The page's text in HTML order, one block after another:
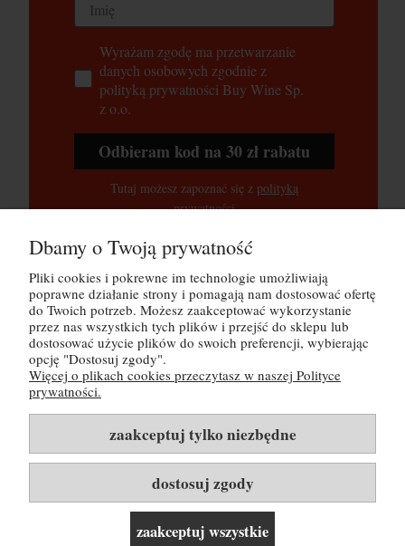
Wyrażam zgodę ma przetwarzanie
danych osobowych zgodnie z
polityką prywatności Buy Wine Sp.
z o.o.
Odbieram kod na 30 zł rabatu
Tutaj możesz zapoznać się z polityką
prywatności
POMOC
MOJE KONTO
PŁATNOŚCI I DOSTAWA
O NAS
Rozwiń listę kategorii i linków ▼
Dbamy o Twoją prywatność
Pliki cookies i pokrewne im technologie umożliwiają
poprawne działanie strony i pomagają nam dostosować ofertę
do Twoich potrzeb. Możesz zaakceptować wykorzystanie
przez nas wszystkich tych plików i przejść do sklepu lub
dostosować użycie plików do swoich preferencji, wybierając
opcję "Dostosuj zgody".
Więcej o plikach cookies przeczytasz w naszej Polityce
prywatności.
zaakceptuj tylko niezbędne
dostosuj zgody
zaakceptuj wszystkie